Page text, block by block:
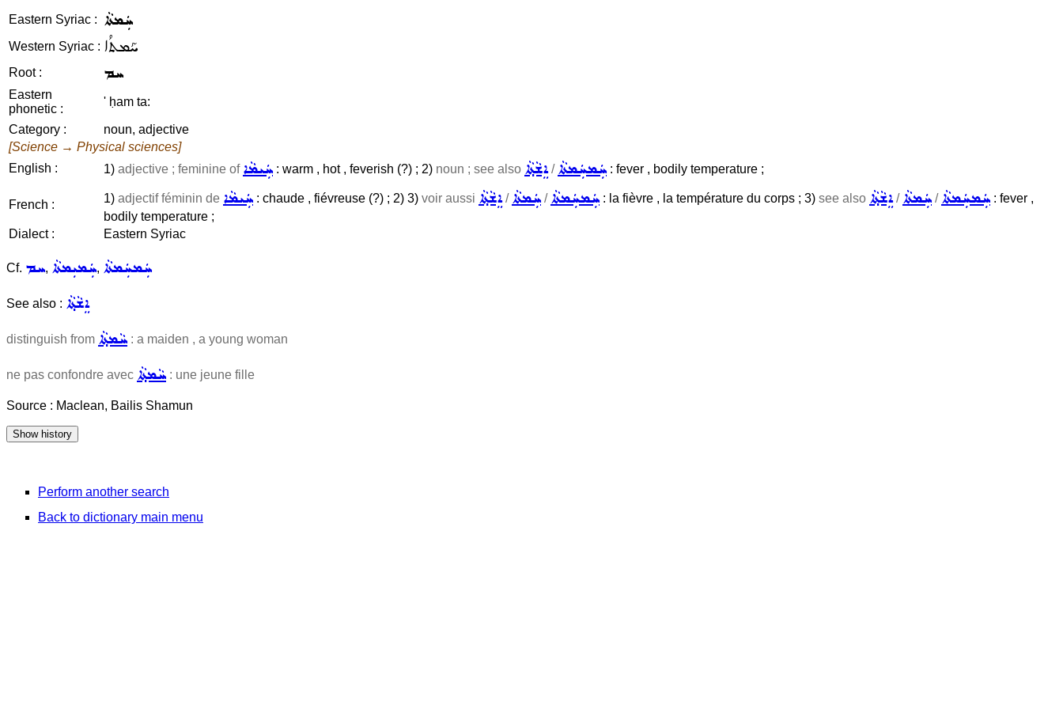
Eastern Syriac : ܚܲܡܬܵܐ
Western Syriac : ܚܰܡܬܳܐ
Root : ܚܡ
Eastern
phonetic :
' ḥam ta:
Category :
noun, adjective
[Science → Physical sciences]
English :
1) adjective ; feminine ofܚܲܝܡܵܐ : warm , hot , feverish (?) ; 2) noun ; see also ܐܸܫܵܬ݂ܵܐ/ܚܲܡܚܲܡܬܵܐ : fever , bodily temperature ;
French : 1) adjectif féminin de ܚܲܝܡܵܐ : chaude , fiévreuse (?) ; 2) 3) voir aussi ܐܸܫܵܬ݂ܵܐ/ܚܲܡܬܵܐ /ܚܲܡܚܲܡܬܵܐ : la fièvre , la température du corps ; 3) see also ܐܸܫܵܬ݂ܵܐ/ܚܲܡܬܵܐ /ܚܲܡܚܲܡܬܵܐ : fever ,
bodily temperature ;
Dialect :
Eastern Syriac
Cf. ܚܡ, ܚܲܡܝܼܡܬܵܐ, ܚܲܡܚܲܡܬܵܐ
See also : ܐܸܫܵܬ݂ܵܐ
distinguish from ܚܵܡܬ݂ܵܐ : a maiden , a young woman
ne pas confondre avec ܚܵܡܬ݂ܵܐ : une jeune fille
Source : Maclean, Bailis Shamun
Perform another search
Back to dictionary main menu